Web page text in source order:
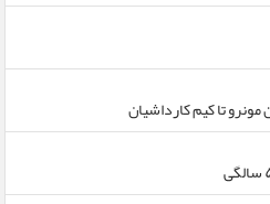
مونرو تا کیم کارداشیان